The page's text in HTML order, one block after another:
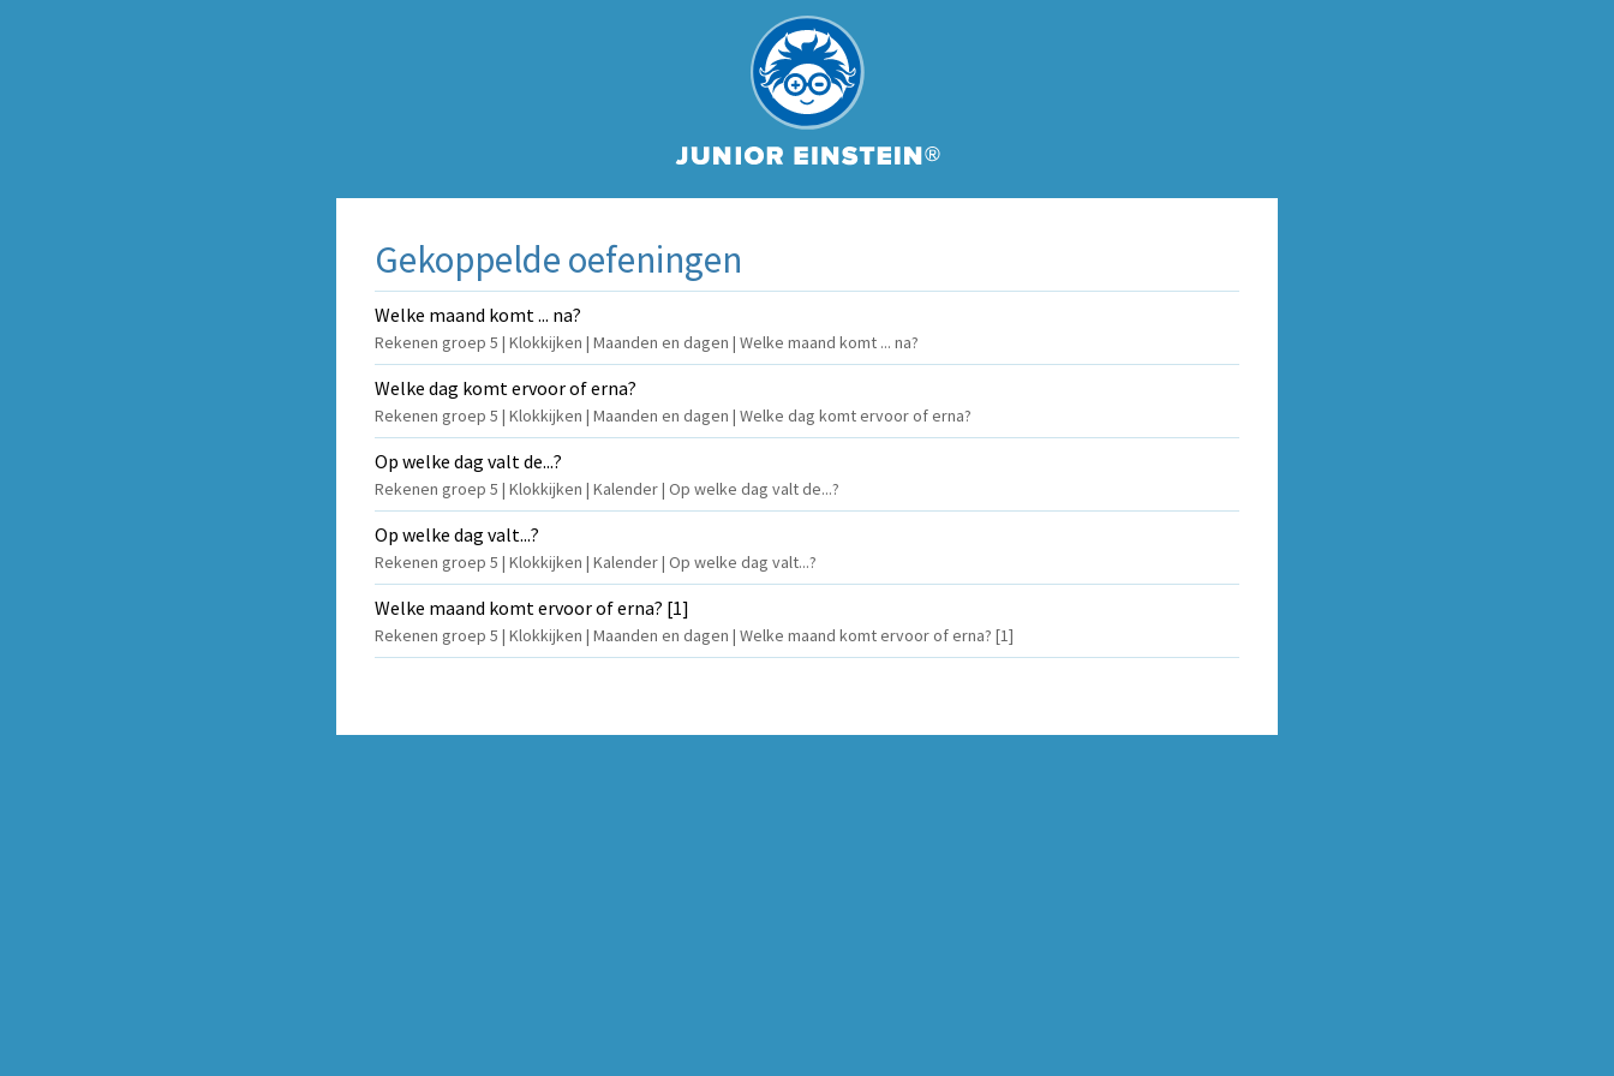
Gekoppelde oefeningen
Welke maand komt ... na?
Rekenen groep 5 | Klokkijken | Maanden en dagen | Welke maand komt ... na?
Welke dag komt ervoor of erna?
Rekenen groep 5 | Klokkijken | Maanden en dagen | Welke dag komt ervoor of erna?
Op welke dag valt de...?
Rekenen groep 5 | Klokkijken | Kalender | Op welke dag valt de...?
Op welke dag valt...?
Rekenen groep 5 | Klokkijken | Kalender | Op welke dag valt...?
Welke maand komt ervoor of erna? [1]
Rekenen groep 5 | Klokkijken | Maanden en dagen | Welke maand komt ervoor of erna? [1]